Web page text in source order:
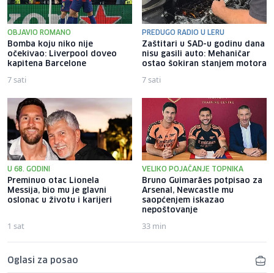
OBJAVIO ROMANO
Bomba koju niko nije
očekivao: Liverpool doveo
kapitena Barcelone
7 sati
PREDUGO RADIO U LERU
Zaštitari u SAD-u godinu dana
nisu gasili auto: Mehaničar
ostao šokiran stanjem motora
7 sati
U 68. GODINI
Preminuo otac Lionela
Messija, bio mu je glavni
oslonac u životu i karijeri
1 sat
VELIKO POJAČANJE TOPNIKA
Bruno Guimarães potpisao za
Arsenal, Newcastle mu
saopćenjem iskazao
nepoštovanje
33 min
Oglasi za posao